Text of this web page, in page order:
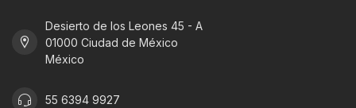
Desierto de los Leones 45 - A
01000 Ciudad de México
México
55 6394 9927